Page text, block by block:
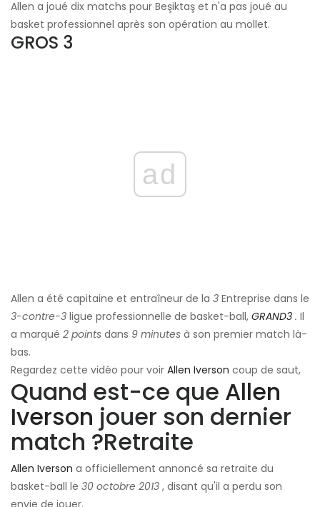
Allen a joué dix matchs pour Beşiktaş et n'a pas joué au
basket professionnel après son opération au mollet.
GROS 3
ad
Allen a été capitaine et entraîneur de la 3 Entreprise dans le
3-contre-3 ligue professionnelle de basket-ball, GRAND3 . Il
a marqué 2 points dans 9 minutes à son premier match là-
bas.
Regardez cette vidéo pour voir Allen Iverson coup de saut,
Quand est-ce que Allen
Iverson jouer son dernier
match ?Retraite
Allen Iverson a officiellement annoncé sa retraite du
basket-ball le 30 octobre 2013 , disant qu'il a perdu son